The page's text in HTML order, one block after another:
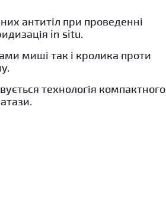
антитіл при проведенні
in situ.
миші так і кролика проти
технологія компактного